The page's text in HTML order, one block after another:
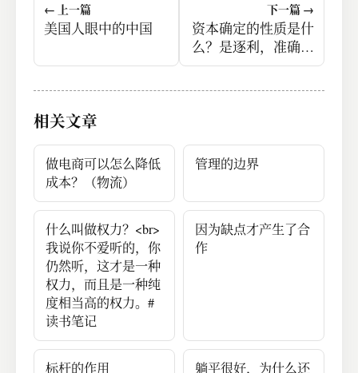
← 上一篇
美国人眼中的中国
下一篇 →
资本确定的性质是什
么？是逐利，准确说
是追逐确定性的利
相关文章
做电商可以怎么降低
成本？（物流）
管理的边界
什么叫做权力？<br>
我说你不爱听的，你
仍然听，这才是一种
权力，而且是一种纯
度相当高的权力。#
读书笔记
因为缺点才产生了合
作
标杆的作用 躺平很好，为什么还